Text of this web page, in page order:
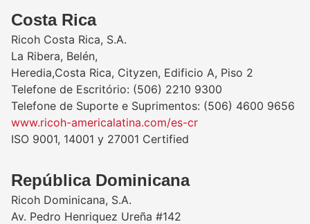
Costa Rica
Ricoh Costa Rica, S.A.
La Ribera, Belén,
Heredia,Costa Rica, Cityzen, Edificio A, Piso 2
Telefone de Escritório: (506) 2210 9300
Telefone de Suporte e Suprimentos: (506) 4600 9656
www.ricoh-americalatina.com/es-cr
ISO 9001, 14001 y 27001 Certified
República Dominicana
Ricoh Dominicana, S.A.
Av. Pedro Henriquez Ureña #142